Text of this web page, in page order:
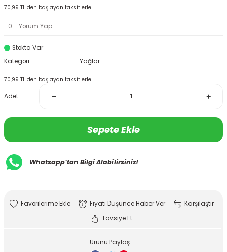
70,99 TL den başlayan taksitlerle!
0 - Yorum Yap
Stokta Var
Kategori
Yağlar
70,99 TL den başlayan taksitlerle!
Adet
Sepete Ekle
Whatsapp’tan Bilgi Alabilirsiniz!
Fiyatı Düşünce Haber Ver
Karşılaştır
Tavsiye Et
Ürünü Paylaş